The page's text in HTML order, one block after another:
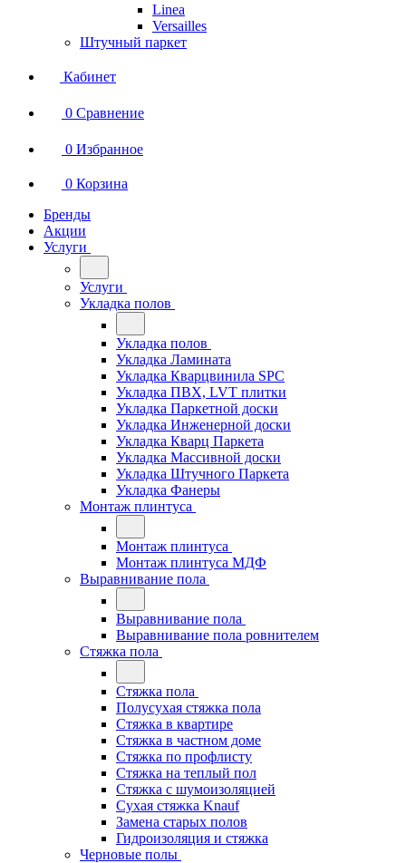
Linea
Versailles
Штучный паркет
Кабинет
0 Сравнение
0 Избранное
0 Корзина
Бренды
Акции
Услуги
Услуги
Укладка полов
Укладка полов
Укладка Ламината
Укладка Кварцвинила SPC
Укладка ПВХ, LVT плитки
Укладка Паркетной доски
Укладка Инженерной доски
Укладка Кварц Паркета
Укладка Массивной доски
Укладка Штучного Паркета
Укладка Фанеры
Монтаж плинтуса
Монтаж плинтуса
Монтаж плинтуса МДФ
Выравнивание пола
Выравнивание пола
Выравнивание пола ровнителем
Стяжка пола
Стяжка пола
Полусухая стяжка пола
Стяжка в квартире
Стяжка в частном доме
Стяжка по профлисту
Стяжка на теплый пол
Стяжка с шумоизоляцией
Сухая стяжка Knauf
Замена старых полов
Гидроизоляция и стяжка
Черновые полы